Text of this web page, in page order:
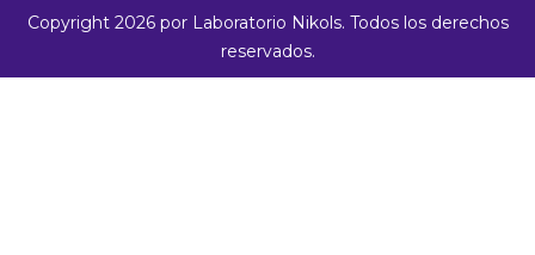
Copyright 2026 por Laboratorio Nikols. Todos los derechos
reservados.